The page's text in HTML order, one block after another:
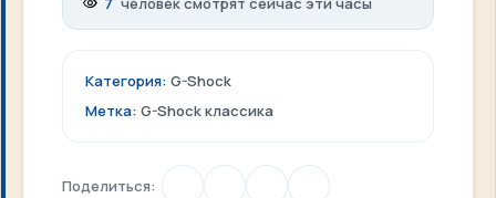
Категория: G-Shock
Метка: G-Shock классика
Поделиться: